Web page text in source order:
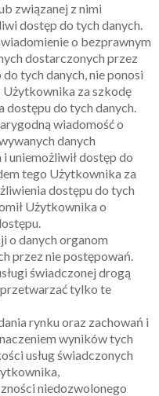
związanej z nimi
dostęp do tych danych.
o bezprawnym
dostarczonych przez
tych danych, nie ponosi
za szkodę
dostępu do tych danych.
wiadomość o
danych
uniemożliwił dostęp do
tego Użytkownika za
dostępu do tych
Użytkownika o
o danych organom
przez nie postępowań.
świadczonej drogą
tylko te
rynku oraz zachowań i
wyników tych
usług świadczonych
niedozwolonego